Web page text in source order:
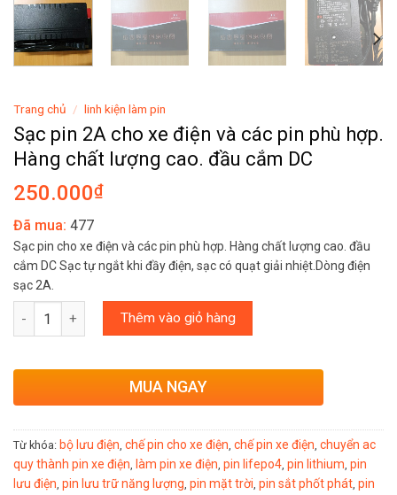
Trang chủ / linh kiện làm pin
Sạc pin 2A cho xe điện và các pin phù hợp.
Hàng chất lượng cao. đầu cắm DC
250.000₫
Đã mua: 477
Sạc pin cho xe điện và các pin phù hợp. Hàng chất lượng cao. đầu
cắm DC Sạc tự ngắt khi đầy điện, sạc có quạt giải nhiệt.Dòng điện
sạc 2A.
Số lượng Thêm vào giỏ hàng
MUA NGAY
Từ khóa: bộ lưu điện, chế pin cho xe điện, chế pin xe điện, chuyển ac
quy thành pin xe điện, làm pin xe điện, pin lifepo4, pin lithium, pin
lưu điện, pin lưu trữ năng lượng, pin mặt trời, pin sắt phốt phát, pin